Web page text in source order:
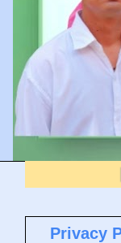
DS
Privacy